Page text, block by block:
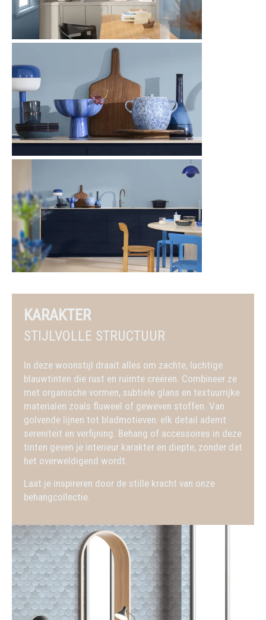
KARAKTER
STIJLVOLLE STRUCTUUR
In deze woonstijl draait alles om zachte, luchtige
blauwtinten die rust en ruimte creëren. Combineer ze
met organische vormen, subtiele glans en textuurrijke
materialen zoals fluweel of geweven stoffen. Van
golvende lijnen tot bladmotieven: elk detail ademt
sereniteit en verfijning. Behang of accessoires in deze
tinten geven je interieur karakter en diepte, zonder dat
het overweldigend wordt.
Laat je inspireren door de stille kracht van onze
behangcollectie.